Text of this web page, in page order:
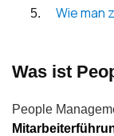
Wie man
Was ist
People